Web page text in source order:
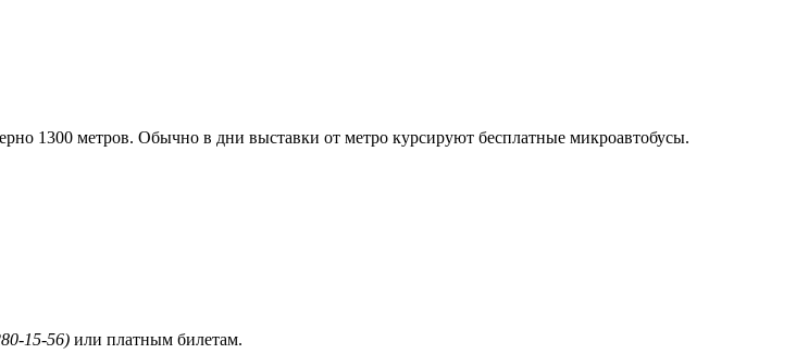
1300 метров. Обычно в дни выставки от метро курсируют бесплатные микроавтобусы.
15-56) или платным билетам.